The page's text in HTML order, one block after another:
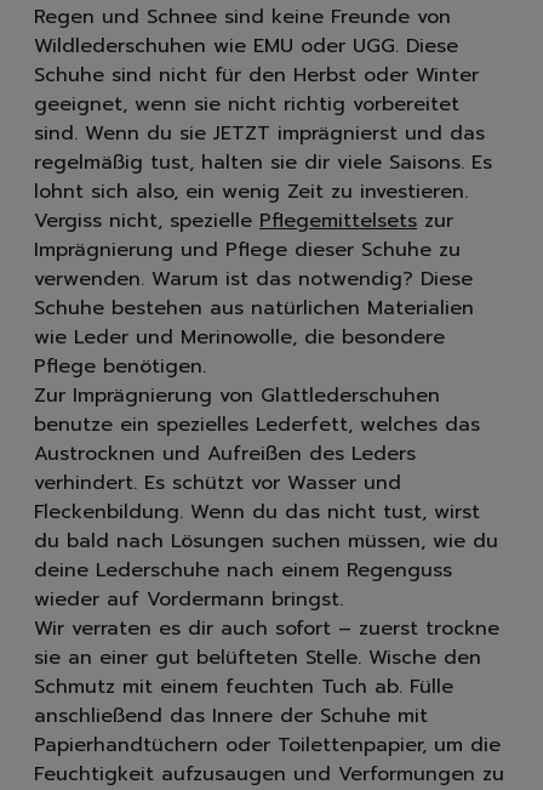
Regen und Schnee sind keine Freunde von
Wildlederschuhen wie EMU oder UGG. Diese
Schuhe sind nicht für den Herbst oder Winter
geeignet, wenn sie nicht richtig vorbereitet
sind. Wenn du sie JETZT imprägnierst und das
regelmäßig tust, halten sie dir viele Saisons. Es
lohnt sich also, ein wenig Zeit zu investieren.
Vergiss nicht, spezielle Pflegemittelsets zur
Imprägnierung und Pflege dieser Schuhe zu
verwenden. Warum ist das notwendig? Diese
Schuhe bestehen aus natürlichen Materialien
wie Leder und Merinowolle, die besondere
Pflege benötigen.
Zur Imprägnierung von Glattlederschuhen
benutze ein spezielles Lederfett, welches das
Austrocknen und Aufreißen des Leders
verhindert. Es schützt vor Wasser und
Fleckenbildung. Wenn du das nicht tust, wirst
du bald nach Lösungen suchen müssen, wie du
deine Lederschuhe nach einem Regenguss
wieder auf Vordermann bringst.
Wir verraten es dir auch sofort – zuerst trockne
sie an einer gut belüfteten Stelle. Wische den
Schmutz mit einem feuchten Tuch ab. Fülle
anschließend das Innere der Schuhe mit
Papierhandtüchern oder Toilettenpapier, um die
Feuchtigkeit aufzusaugen und Verformungen zu